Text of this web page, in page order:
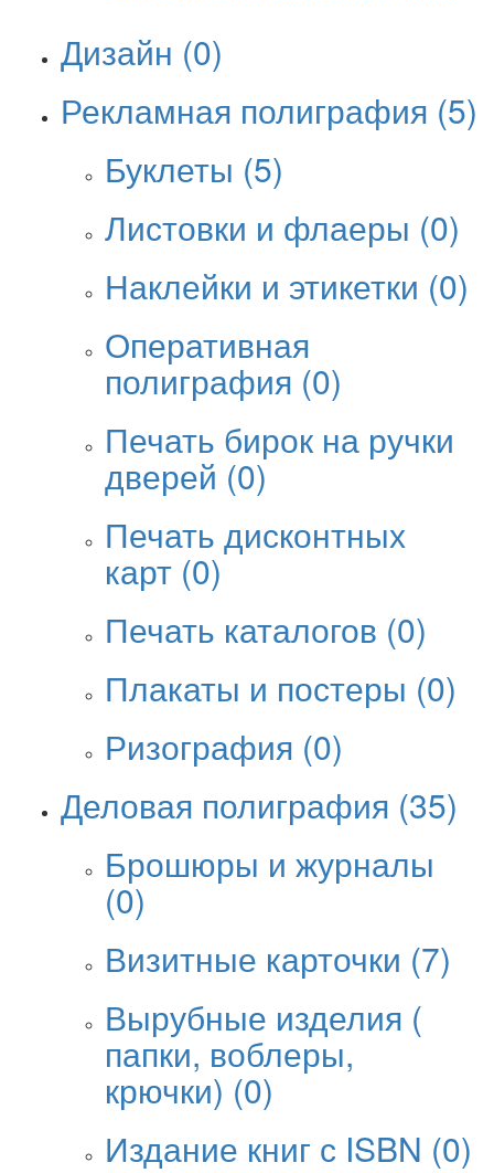
Дизайн (0)
Рекламная полиграфия (5)
Буклеты (5)
Листовки и флаеры (0)
Наклейки и этикетки (0)
Оперативная
полиграфия (0)
Печать бирок на ручки
дверей (0)
Печать дисконтных
карт (0)
Печать каталогов (0)
Плакаты и постеры (0)
Ризография (0)
Деловая полиграфия (35)
Брошюры и журналы
(0)
Визитные карточки (7)
Вырубные изделия (
папки, воблеры,
крючки) (0)
Издание книг с ISBN (0)